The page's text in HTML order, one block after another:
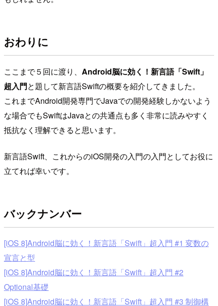
おわりに
ここまで５回に渡り、 Android脳に効く！新言語「Swift」
超入門と題して新言語Swiftの概要を紹介してきました。
これまでAndroid開発専門でJavaでの開発経験しかないよう
な場合でもSwiftはJavaとの共通点も多く非常に読みやすく
抵抗なく理解できると思います。
新言語Swift、これからのiOS開発の入門の入門としてお役に
立てれば幸いです。
バックナンバー
[iOS 8]Android脳に効く！新言語「Swift」超入門 #1 変数の
宣言と型
[iOS 8]Android脳に効く！新言語「Swift」超入門 #2
Optional基礎
[iOS 8]Android脳に効く！新言語「Swift」超入門 #3 制御構